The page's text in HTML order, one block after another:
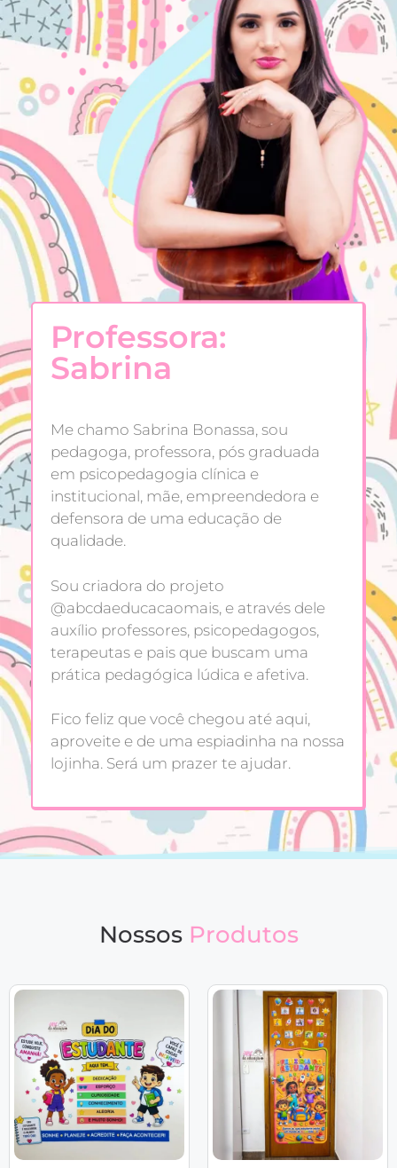
Professora:
Sabrina
Me chamo Sabrina Bonassa, sou
pedagoga, professora, pós graduada
em psicopedagogia clínica e
institucional, mãe, empreendedora e
defensora de uma educação de
qualidade.
Sou criadora do projeto
@abcdaeducacaomais, e através dele
auxílio professores, psicopedagogos,
terapeutas e pais que buscam uma
prática pedagógica lúdica e afetiva.
Fico feliz que você chegou até aqui,
aproveite e de uma espiadinha na nossa
lojinha. Será um prazer te ajudar.
Nossos Produtos